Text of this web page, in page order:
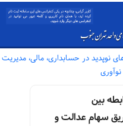
در حسابداری، مالی، مدیریت
بین
سهام عدالت و